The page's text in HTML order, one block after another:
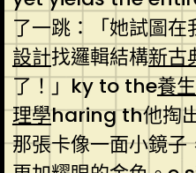
了一跳：「她試圖在
設計找邏輯結構新古
了！」ky to the養
理學haring th他掏
那張卡像一面小鏡子